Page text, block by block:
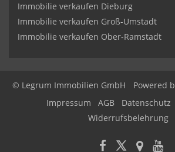
Immobilie verkaufen Dieburg
Immobilie verkaufen Groß-Umstadt
Immobilie verkaufen Ober-Ramstadt
© Legrum Immobilien GmbH Powered
Impressum
AGB Datenschutz
Widerrufsbelehrung